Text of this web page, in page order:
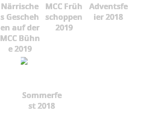
Närrische
s Gescheh
en auf der
MCC Bühn
e 2019
MCC Früh
schoppen
2019
Adventsfe
ier 2018
Sommerfe
st 2018